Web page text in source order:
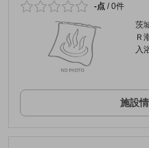
-点 /0件
茨
Ｒ
入
施設